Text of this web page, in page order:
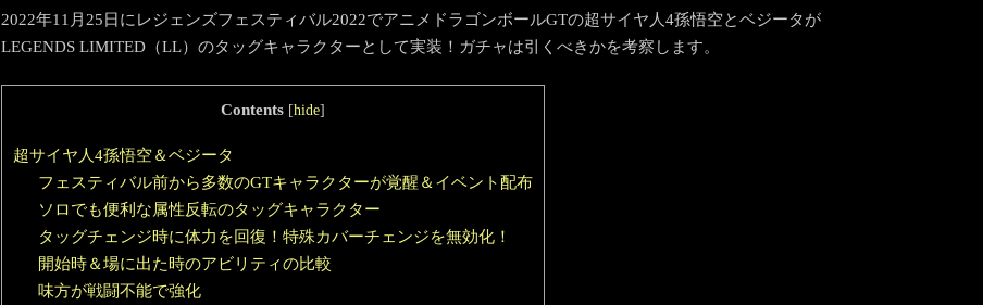
2022年11月25日にレジェンズフェスティバル2022でアニメドラゴンボールGTの超サイヤ人4孫悟空とベジータが
LEGENDS LIMITED（LL）のタッグキャラクターとして実装！ガチャは引くべきかを考察します。
Contents [hide]
超サイヤ人4孫悟空＆ベジータ
フェスティバル前から多数のGTキャラクターが覚醒＆イベント配布
ソロでも便利な属性反転のタッグキャラクター
タッグチェンジ時に体力を回復！特殊カバーチェンジを無効化！
開始時＆場に出た時のアビリティの比較
味方が戦闘不能で強化